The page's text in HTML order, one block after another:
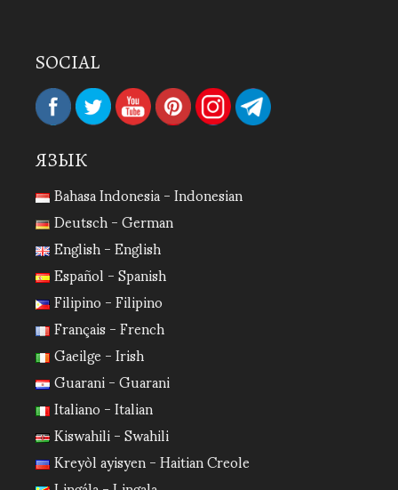
SOCIAL
ЯЗЫК
Bahasa Indonesia - Indonesian
Deutsch - German
English - English
Español - Spanish
Filipino - Filipino
Français - French
Gaeilge - Irish
Guarani - Guarani
Italiano - Italian
Kiswahili - Swahili
Kreyòl ayisyen - Haitian Creole